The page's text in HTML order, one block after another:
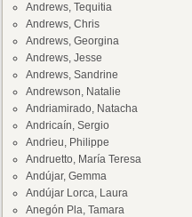
Andrews, Tequitia
Andrews, Chris
Andrews, Georgina
Andrews, Jesse
Andrews, Sandrine
Andrewson, Natalie
Andriamirado, Natacha
Andricaín, Sergio
Andrieu, Philippe
Andruetto, María Teresa
Andújar, Gemma
Andújar Lorca, Laura
Anegón Pla, Tamara